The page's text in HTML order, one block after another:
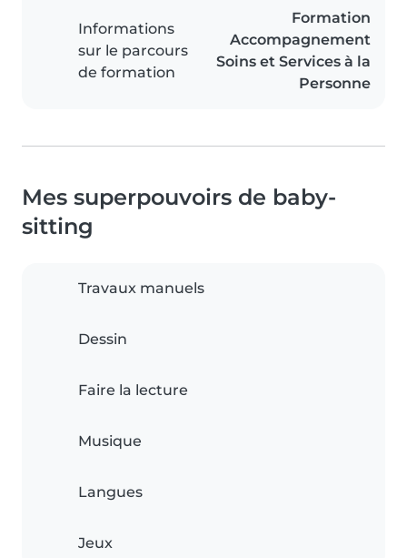
Informations
sur le parcours
de formation
Formation
Accompagnement
Soins et Services à la
Personne
Mes superpouvoirs de baby-
sitting
Travaux manuels
Dessin
Faire la lecture
Musique
Langues
Jeux